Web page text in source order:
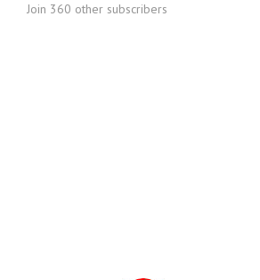
Join 360 other subscribers